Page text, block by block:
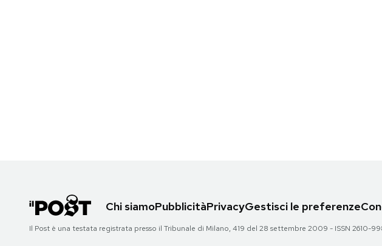
Chi siamoPubblicitàPrivacyGestisci le preferenze
Il Post è una testata registrata presso il Tribunale di Milano, 419 del 28 settembre 2009 - ISSN 2610-